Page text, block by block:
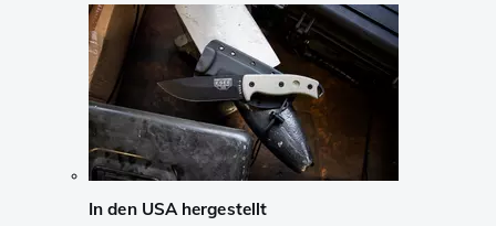
In den USA hergestellt